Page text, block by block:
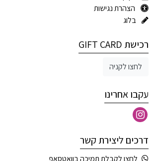
הצהרת נגישות
בלוג
רכישת GIFT CARD
לחצו לקניה
עקבו אחרינו
דרכים ליצירת קשר
לחצו לקבלת תמיכה בוואטסאפ